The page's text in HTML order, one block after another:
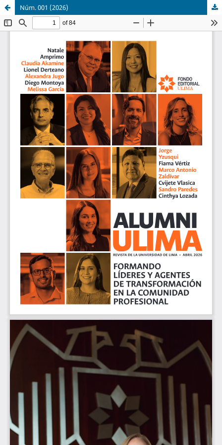
Núm. 001 (2026)